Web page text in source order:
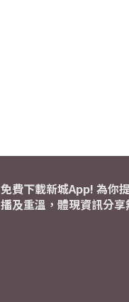
免費下載新城App! 為你
播及重溫，體現資訊分享